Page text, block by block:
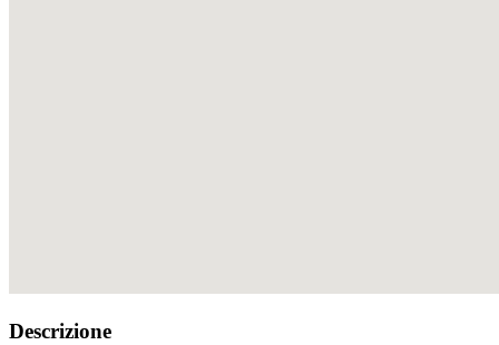
Descrizione